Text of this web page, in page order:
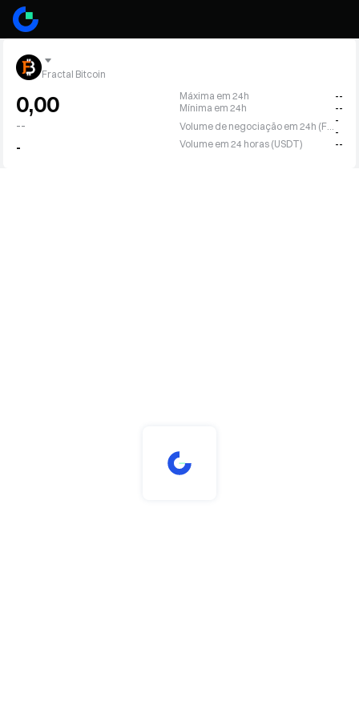
Fractal Bitcoin
0,00
--
-
Máxima em 24h
--
Mínima em 24h
--
-
-
Volume em 24 horas (USDT)
--